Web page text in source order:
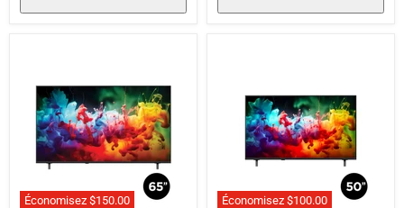
Économisez $150.00 Économisez $100.00